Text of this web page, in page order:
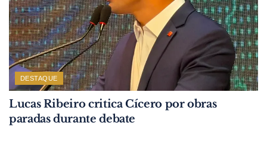
DESTAQUE
Lucas Ribeiro critica Cícero por obras
paradas durante debate